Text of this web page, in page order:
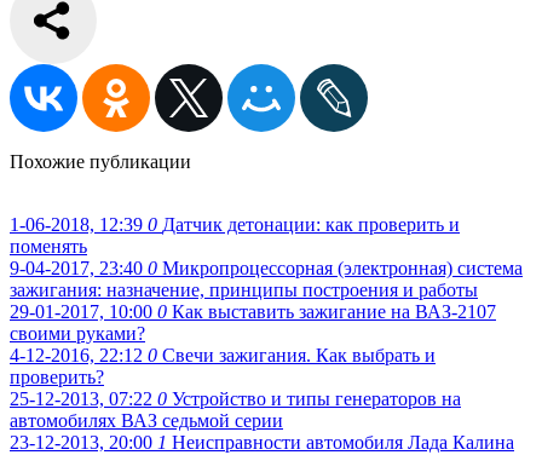
Похожие публикации
1-06-2018, 12:39 0 Датчик детонации: как проверить и
поменять
9-04-2017, 23:40 0 Микропроцессорная (электронная) система
зажигания: назначение, принципы построения и работы
29-01-2017, 10:00 0 Как выставить зажигание на ВАЗ-2107
своими руками?
4-12-2016, 22:12 0 Свечи зажигания. Как выбрать и
проверить?
25-12-2013, 07:22 0 Устройство и типы генераторов на
автомобилях ВАЗ седьмой серии
23-12-2013, 20:00 1 Неисправности автомобиля Лада Калина